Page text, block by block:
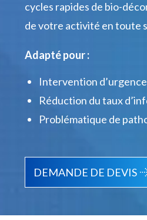
cycles rapides de bio-
de votre activité en toute
Adapté pour :
Intervention d’urgence
Réduction du taux
Problématique de
DEMANDE DE DEVIS